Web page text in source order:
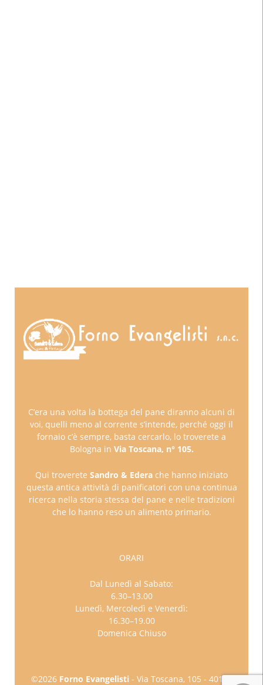
C’era una volta la bottega del pane diranno alcuni di
voi, quelli meno al corrente s’intende, perché oggi il
fornaio c’è sempre, basta cercarlo, lo troverete a
Bologna in Via Toscana, n° 105.
Qui troverete Sandro & Edera che hanno iniziato
questa antica attività di panificatori con una continua
ricerca nella storia stessa del pane e nelle tradizioni
che lo hanno reso un alimento primario.
ORARI
Dal Lunedì al Sabato:
6.30–13.00
Lunedì, Mercoledì e Venerdì:
16.30–19.00
Domenica Chiuso
©2026 Forno Evangelisti - Via Toscana, 105 - 40141